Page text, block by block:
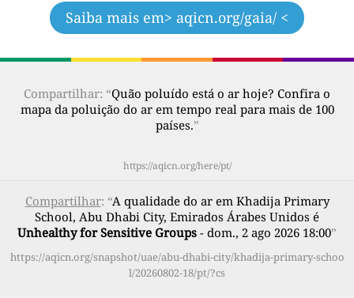
Saiba mais em> aqicn.org/gaia/ <
Compartilhar: “Quão poluído está o ar hoje? Confira o
mapa da poluição do ar em tempo real para mais de 100
países.”
https://aqicn.org/here/pt/
Compartilhar: “A qualidade do ar em Khadija Primary
School, Abu Dhabi City, Emirados Árabes Unidos é
Unhealthy for Sensitive Groups - dom., 2 ago 2026 18:00”
https://aqicn.org/snapshot/uae/abu-dhabi-city/khadija-primary-schoo
l/20260802-18/pt/?cs